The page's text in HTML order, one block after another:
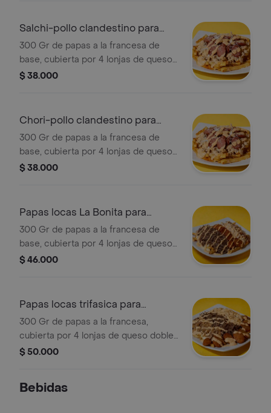
semi salado y nuestra salsa
clandestina
Salchi-pollo clandestino para
compartir
300 Gr de papas a la francesa de
base, cubierta por 4 lonjas de queso
doble crema gratinados, 2 salchichas
clandestina, espolvoreado por queso
semi salado y nuestra salsa
clandestina
$ 38.000
Chori-pollo clandestino para
compartir
300 Gr de papas a la francesa de
base, cubierta por 4 lonjas de queso
doble crema gratinados, 2 chorizos
salsa clandestina, espolvoreado por
queso semi salado y nuestra salsa
clandestina
$ 38.000
Papas locas La Bonita para
compartir
300 Gr de papas a la francesa de
base, cubierta por 4 lonjas de queso
doble crema gratinados, 100 gr de
desmechada sazonada receta
secreta, 1 chorizo de cerdo la
fazenda, doble porcion de tocineta y
nuestra salsa clandestina
$ 46.000
Papas locas trifasica para
compartir
300 Gr de papas a la francesa,
cubierta por 4 lonjas de queso doble
crema, 100 gr de pechuga
chorizo de cerdo la fazenda, doble
$ 50.000
Bebidas